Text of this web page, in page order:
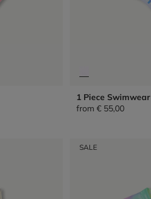
1 Piece Swimwear
from € 55,00
SALE